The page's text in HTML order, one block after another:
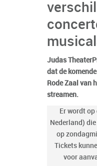
Judas
dat de
Rode Zaal van
streamen.
Er wordt
Nederland)
op
Tickets
voor